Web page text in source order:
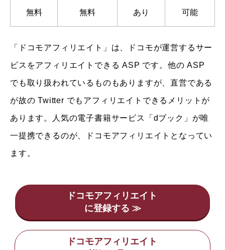
無料 無料 あり 可能
「ドコモアフィリエイト」は、ドコモが運営するサー
ビスをアフィリエイトできる ASP です。他の ASP
でも取り扱われているものもありますが、直営である
が故の Twitter でもアフィリエイトできるメリットが
あります。人気の電子書籍サービス「dブック」が唯
一提携できるのが、ドコモアフィリエイトとなってい
ます。
ドコモアフィリエイト
ドコモアフィリエイト